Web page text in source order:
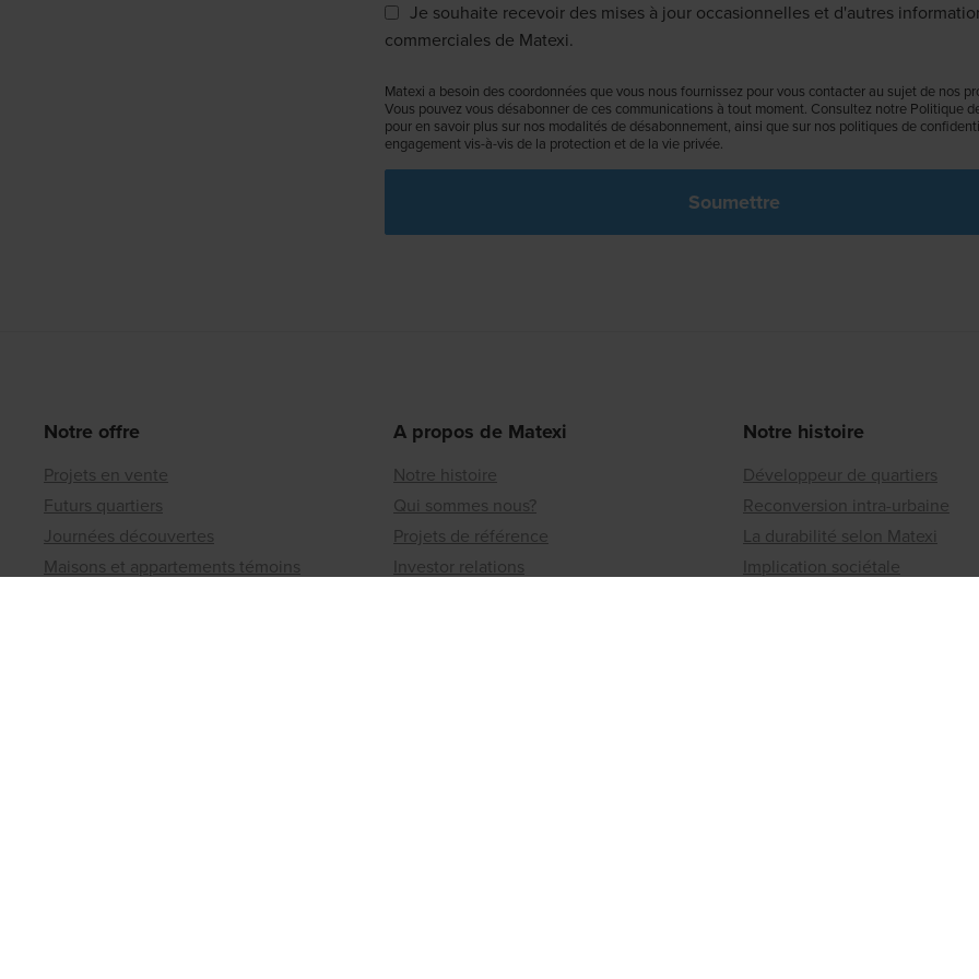
Je souhaite recevoir des mises à jour occasionnelles et d'autres
commerciales de Matexi.
Matexi a besoin des coordonnées que vous nous fournissez pour vous contacter au sujet de nos
Vous pouvez vous désabonner de ces communications à tout moment. Consultez notre Politique
pour en savoir plus sur nos modalités de désabonnement, ainsi que sur nos politiques de
engagement vis-à-vis de la protection et de la vie privée.
Notre offre
Projets en vente
Futurs quartiers
Journées découvertes
Maisons et appartements témoins
A propos de Matexi
Notre histoire
Qui sommes nous?
Projets de référence
Investor relations
Notre histoire
Développeur de quartiers
Reconversion intra-urbaine
La durabilité selon Matexi
Implication sociétale